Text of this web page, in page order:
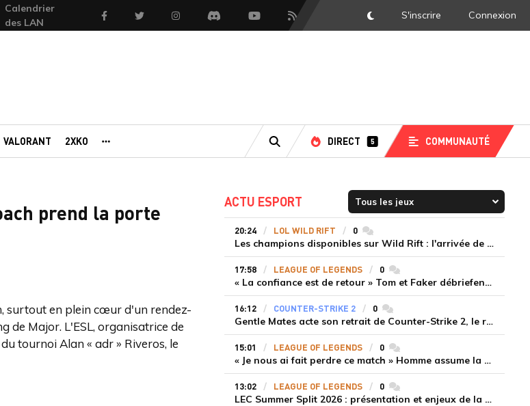
Calendrier
des LAN
FacebookTwitter InstagramDiscord YoutubeFlux RSS DarkMode
S'inscrire Connexion
VALORANT 2XKO
RECHERCHE
DIRECT 5 COMMUNAUTÉ
prend la porte
surtout en plein cœur d'un rendez-
de Major. L'ESL, organisatrice de
tournoi Alan « adr » Riveros, le
ACTU ESPORT
20:24 LOL WILD RIFT 0commentaires
Les champions disponibles sur Wild Rift : l'arrivée de Cho'Gath
17:58 LEAGUE OF LEGENDS 0commentaires
« La confiance est de retour » Tom et Faker débriefent la victoire convaincante de T1 face à Dplus KIA
16:12 COUNTER-STRIKE 2 0commentaires
Gentle Mates acte son retrait de Counter-Strike 2, le roster ibérique libéré
15:01 LEAGUE OF LEGENDS 0commentaires
« Je nous ai fait perdre ce match » Homme assume la responsabilité de la défaite de HLE face à Gen.G
13:02 LEAGUE OF LEGENDS 0commentaires
LEC Summer Split 2026 : présentation et enjeux de la troisième semaine de compétition